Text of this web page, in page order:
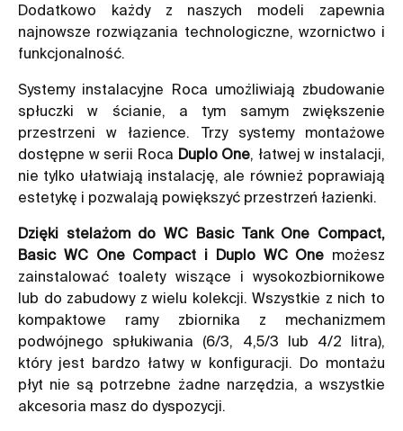
Dodatkowo każdy z naszych modeli zapewnia
najnowsze rozwiązania technologiczne, wzornictwo i
funkcjonalność.
Systemy instalacyjne Roca umożliwiają zbudowanie
spłuczki w ścianie, a tym samym zwiększenie
przestrzeni w łazience. Trzy systemy montażowe
dostępne w serii Roca Duplo One , łatwej w instalacji,
nie tylko ułatwiają instalację, ale również poprawiają
estetykę i pozwalają powiększyć przestrzeń łazienki.
Dzięki stelażom do WC Basic Tank One Compact,
Basic WC One Compact i Duplo WC One możesz
zainstalować toalety wiszące i wysokozbiornikowe
lub do zabudowy z wielu kolekcji. Wszystkie z nich to
kompaktowe ramy zbiornika z mechanizmem
podwójnego spłukiwania (6/3, 4,5/3 lub 4/2 litra),
który jest bardzo łatwy w konfiguracji. Do montażu
płyt nie są potrzebne żadne narzędzia, a wszystkie
akcesoria masz do dyspozycji.